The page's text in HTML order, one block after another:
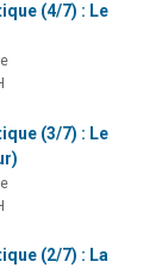
(4/7) : Le
(3/7) : Le
(2/7) : La